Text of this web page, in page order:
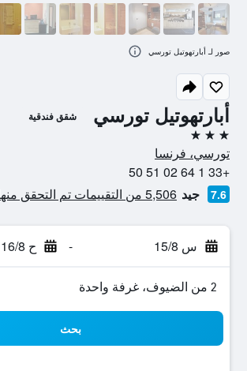
أبارتهوتيل تورسي شقق فندقية
3 نجوم
تورسي، فرنسا
+33 1 64 02 51 50
7.6 جيد 5,506 من التقييمات تم التحقق منها
س 15/8 - ح 16/8
2 من الضيوف، غرفة واحدة
بحث
صور لـ أبارتهوتيل تورسي